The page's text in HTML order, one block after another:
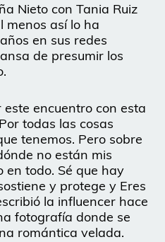
Nieto con Tania Ruiz
menos así lo ha
en sus redes
de presumir los
este encuentro con esta
todas las cosas
tenemos. Pero sobre
no están mis
en todo. Sé que hay
y protege y Eres
la influencer hace
fotografía donde se
romántica velada.